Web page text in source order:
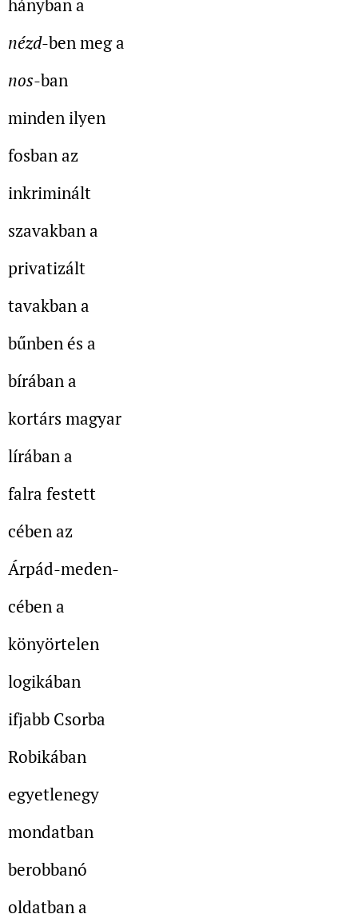
hányban a
nézd-ben meg a
nos-ban
minden ilyen
fosban az
inkriminált
szavakban a
privatizált
tavakban a
bűnben és a
bírában a
kortárs magyar
lírában a
falra festett
cében az
Árpád-meden-
cében a
könyörtelen
logikában
ifjabb Csorba
Robikában
egyetlenegy
mondatban
berobbanó
oldatban a